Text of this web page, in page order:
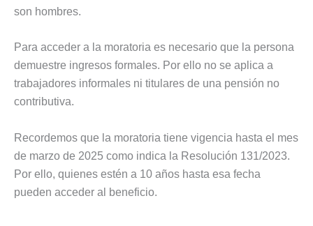
son hombres.
Para acceder a la moratoria es necesario que la persona
demuestre ingresos formales. Por ello no se aplica a
trabajadores informales ni titulares de una pensión no
contributiva.
Recordemos que la moratoria tiene vigencia hasta el mes
de marzo de 2025 como indica la Resolución 131/2023.
Por ello, quienes estén a 10 años hasta esa fecha
pueden acceder al beneficio.